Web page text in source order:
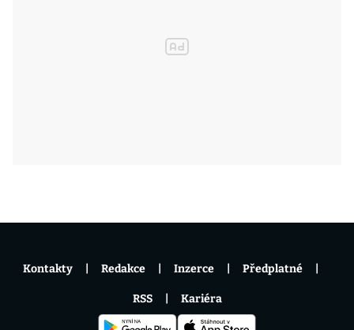
Kontakty Redakce Inzerce Předplatné
RSS Kariéra